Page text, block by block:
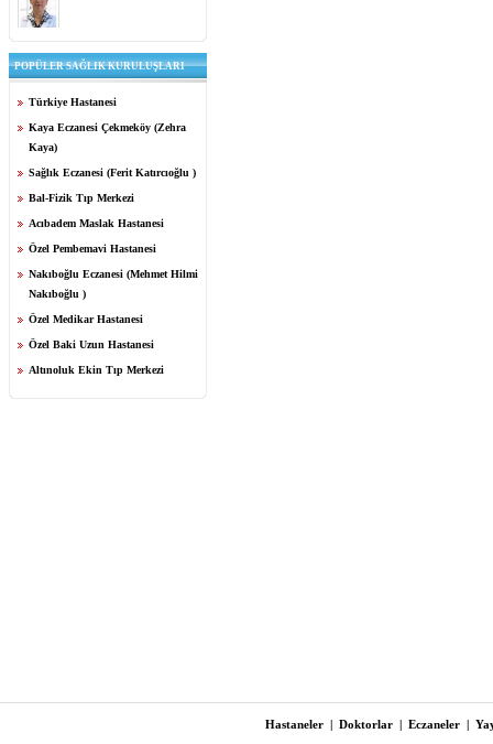
POPÜLER SAĞLIK KURULUŞLARI
Türkiye Hastanesi
Kaya Eczanesi Çekmeköy (Zehra
Kaya)
Sağlık Eczanesi (Ferit Katırcıoğlu )
Bal-Fizik Tıp Merkezi
Acıbadem Maslak Hastanesi
Özel Pembemavi Hastanesi
Nakıboğlu Eczanesi (Mehmet Hilmi
Nakıboğlu )
Özel Medikar Hastanesi
Özel Baki Uzun Hastanesi
Altınoluk Ekin Tıp Merkezi
Hastaneler | Doktorlar | Eczaneler |